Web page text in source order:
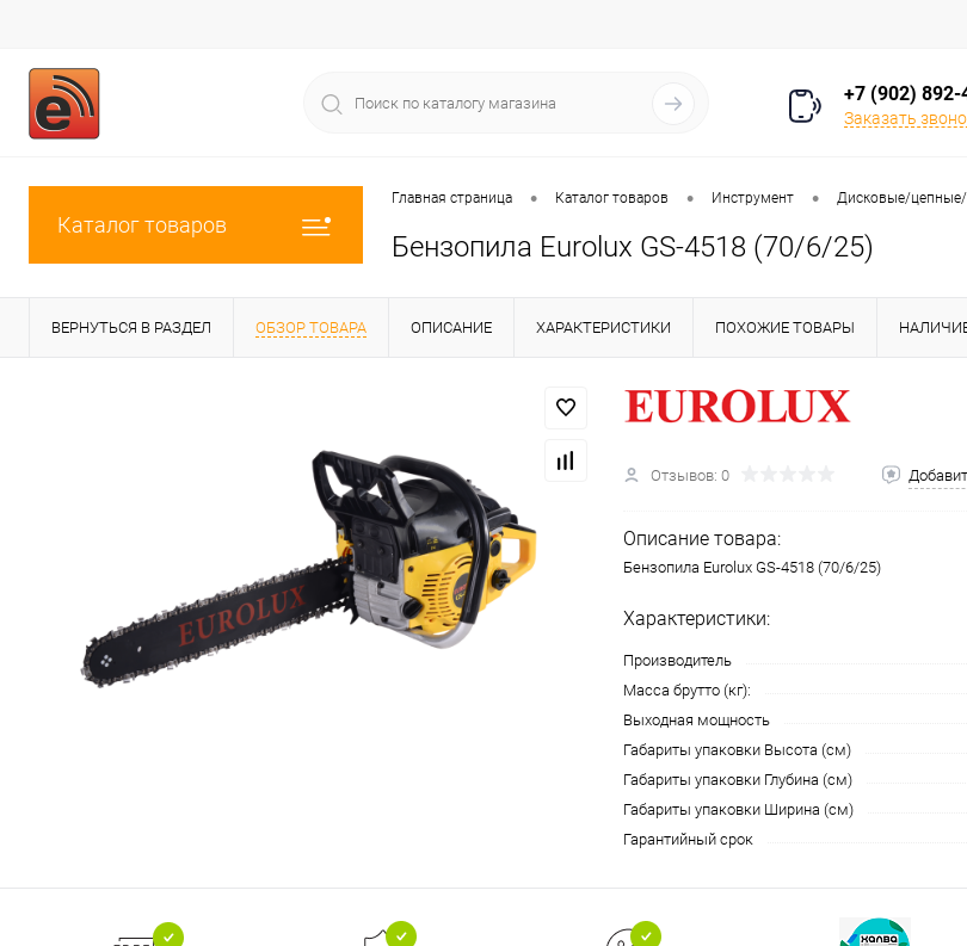
+7 (902) 892-
Заказать
Каталог товаров
Главная страница • Каталог товаров • Инструмент • Дисковые/
Бензопила Eurolux GS-4518 (70/6/25)
ВЕРНУТЬСЯ В РАЗДЕЛ ОБЗОР ТОВАРА ОПИСАНИЕ ХАРАКТЕРИСТИКИ ПОХОЖИЕ ТОВАРЫ
Отзывов: 0
Описание товара:
Бензопила Eurolux GS-4518 (70/6/25)
Характеристики:
Производитель
Масса брутто (кг):
Выходная мощность
Габариты упаковки Высота (см)
Габариты упаковки Глубина (см)
Габариты упаковки Ширина (см)
Гарантийный срок